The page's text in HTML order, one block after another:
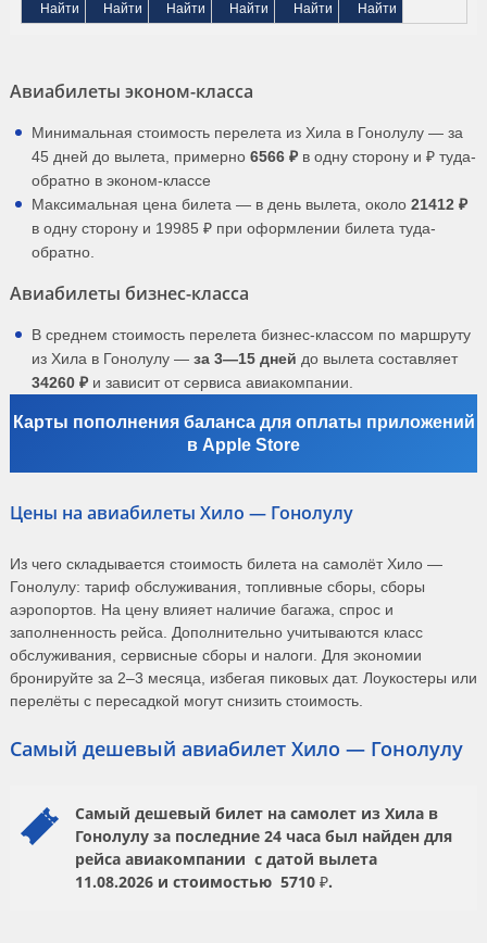
Найти Найти Найти Найти Найти Найти
Авиабилеты эконом-класса
Минимальная стоимость перелета из Хила в Гонолулу — за
45 дней до вылета, примерно 6566 ₽ в одну сторону и ₽ туда-
обратно в эконом-классе
Максимальная цена билета — в день вылета, около 21412 ₽
в одну сторону и 19985 ₽ при оформлении билета туда-
обратно.
Авиабилеты бизнес-класса
В среднем стоимость перелета бизнес-классом по маршруту
из Хила в Гонолулу — за 3—15 дней до вылета составляет
34260 ₽ и зависит от сервиса авиакомпании.
Карты пополнения баланса для оплаты приложений
в Apple Store
Цены на авиабилеты Хило — Гонолулу
Из чего складывается стоимость билета на самолёт Хило —
Гонолулу: тариф обслуживания, топливные сборы, сборы
аэропортов. На цену влияет наличие багажа, спрос и
заполненность рейса. Дополнительно учитываются класс
обслуживания, сервисные сборы и налоги. Для экономии
бронируйте за 2–3 месяца, избегая пиковых дат. Лоукостеры или
перелёты с пересадкой могут снизить стоимость.
Самый дешевый авиабилет Хило — Гонолулу
Самый дешевый билет на самолет из Хила в
Гонолулу за последние 24 часа был найден для
рейса авиакомпании с датой вылета
11.08.2026 и стоимостью 5710 ₽.